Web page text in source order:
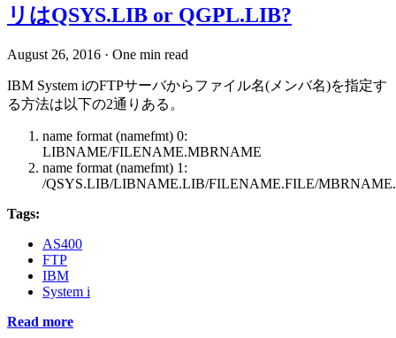
リはQSYS.LIB or QGPL.LIB?
August 26, 2016 · One min read
IBM System iのFTPサーバからファイル名(メンバ名)を指定す
る方法は以下の2通りある。
name format (namefmt) 0:
LIBNAME/FILENAME.MBRNAME
name format (namefmt) 1:
/QSYS.LIB/LIBNAME.LIB/FILENAME.FILE/
Tags:
AS400
FTP
IBM
System i
Read more